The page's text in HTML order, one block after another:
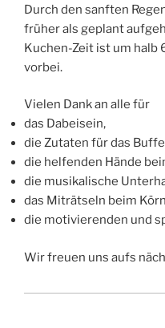
Durch den sanften
früher als geplant
Kuchen-Zeit ist um halb
vorbei.
Vielen Dank an alle für
das Dabeisein,
die Zutaten für das
die helfenden Hände
die musikalische
das Miträtseln beim
die motivierenden und
Wir freuen uns aufs